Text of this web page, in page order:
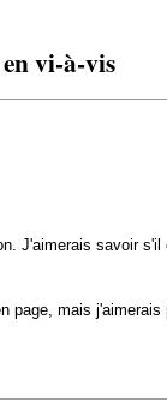
vi-à-vis
J'aimerais savoir
mais j'aimerais